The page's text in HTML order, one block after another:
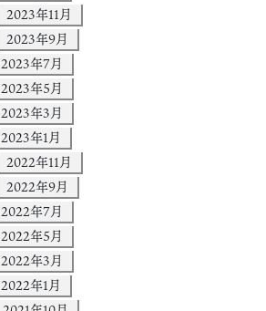
2023年11月
2023年9月
2023年7月
2023年5月
2023年3月
2023年1月
2022年11月
2022年9月
2022年7月
2022年5月
2022年3月
2022年1月